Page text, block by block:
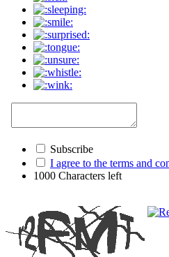
Subscribe
I agree to the terms and
1000 Characters left